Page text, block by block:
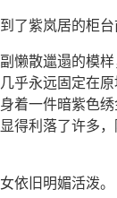
了紫岚居的柜台
懒散邋遢的模
乎永远固定在
着一件暗紫色
得利落了许多
依旧明媚活泼。